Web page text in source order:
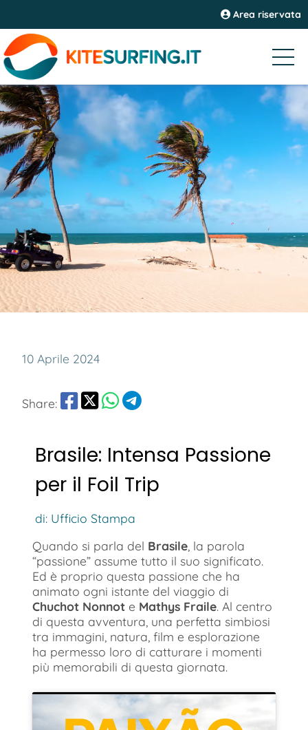
Area riservata
10 Aprile 2024
Share:
Brasile: Intensa Passione
per il Foil Trip
di: Ufficio Stampa
Quando si parla del Brasile , la parola
“passione” assume tutto il suo significato.
Ed è proprio questa passione che ha
animato ogni istante del viaggio di
Chuchot Nonnot e Mathys Fraile. Al centro
di questa avventura, una perfetta simbiosi
tra immagini, natura, film e esplorazione
ha permesso loro di catturare i momenti
più memorabili di questa giornata.